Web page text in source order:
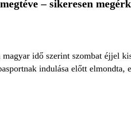
– sikeresen
idő szerint szombat éjjel
indulása előtt elmondta,